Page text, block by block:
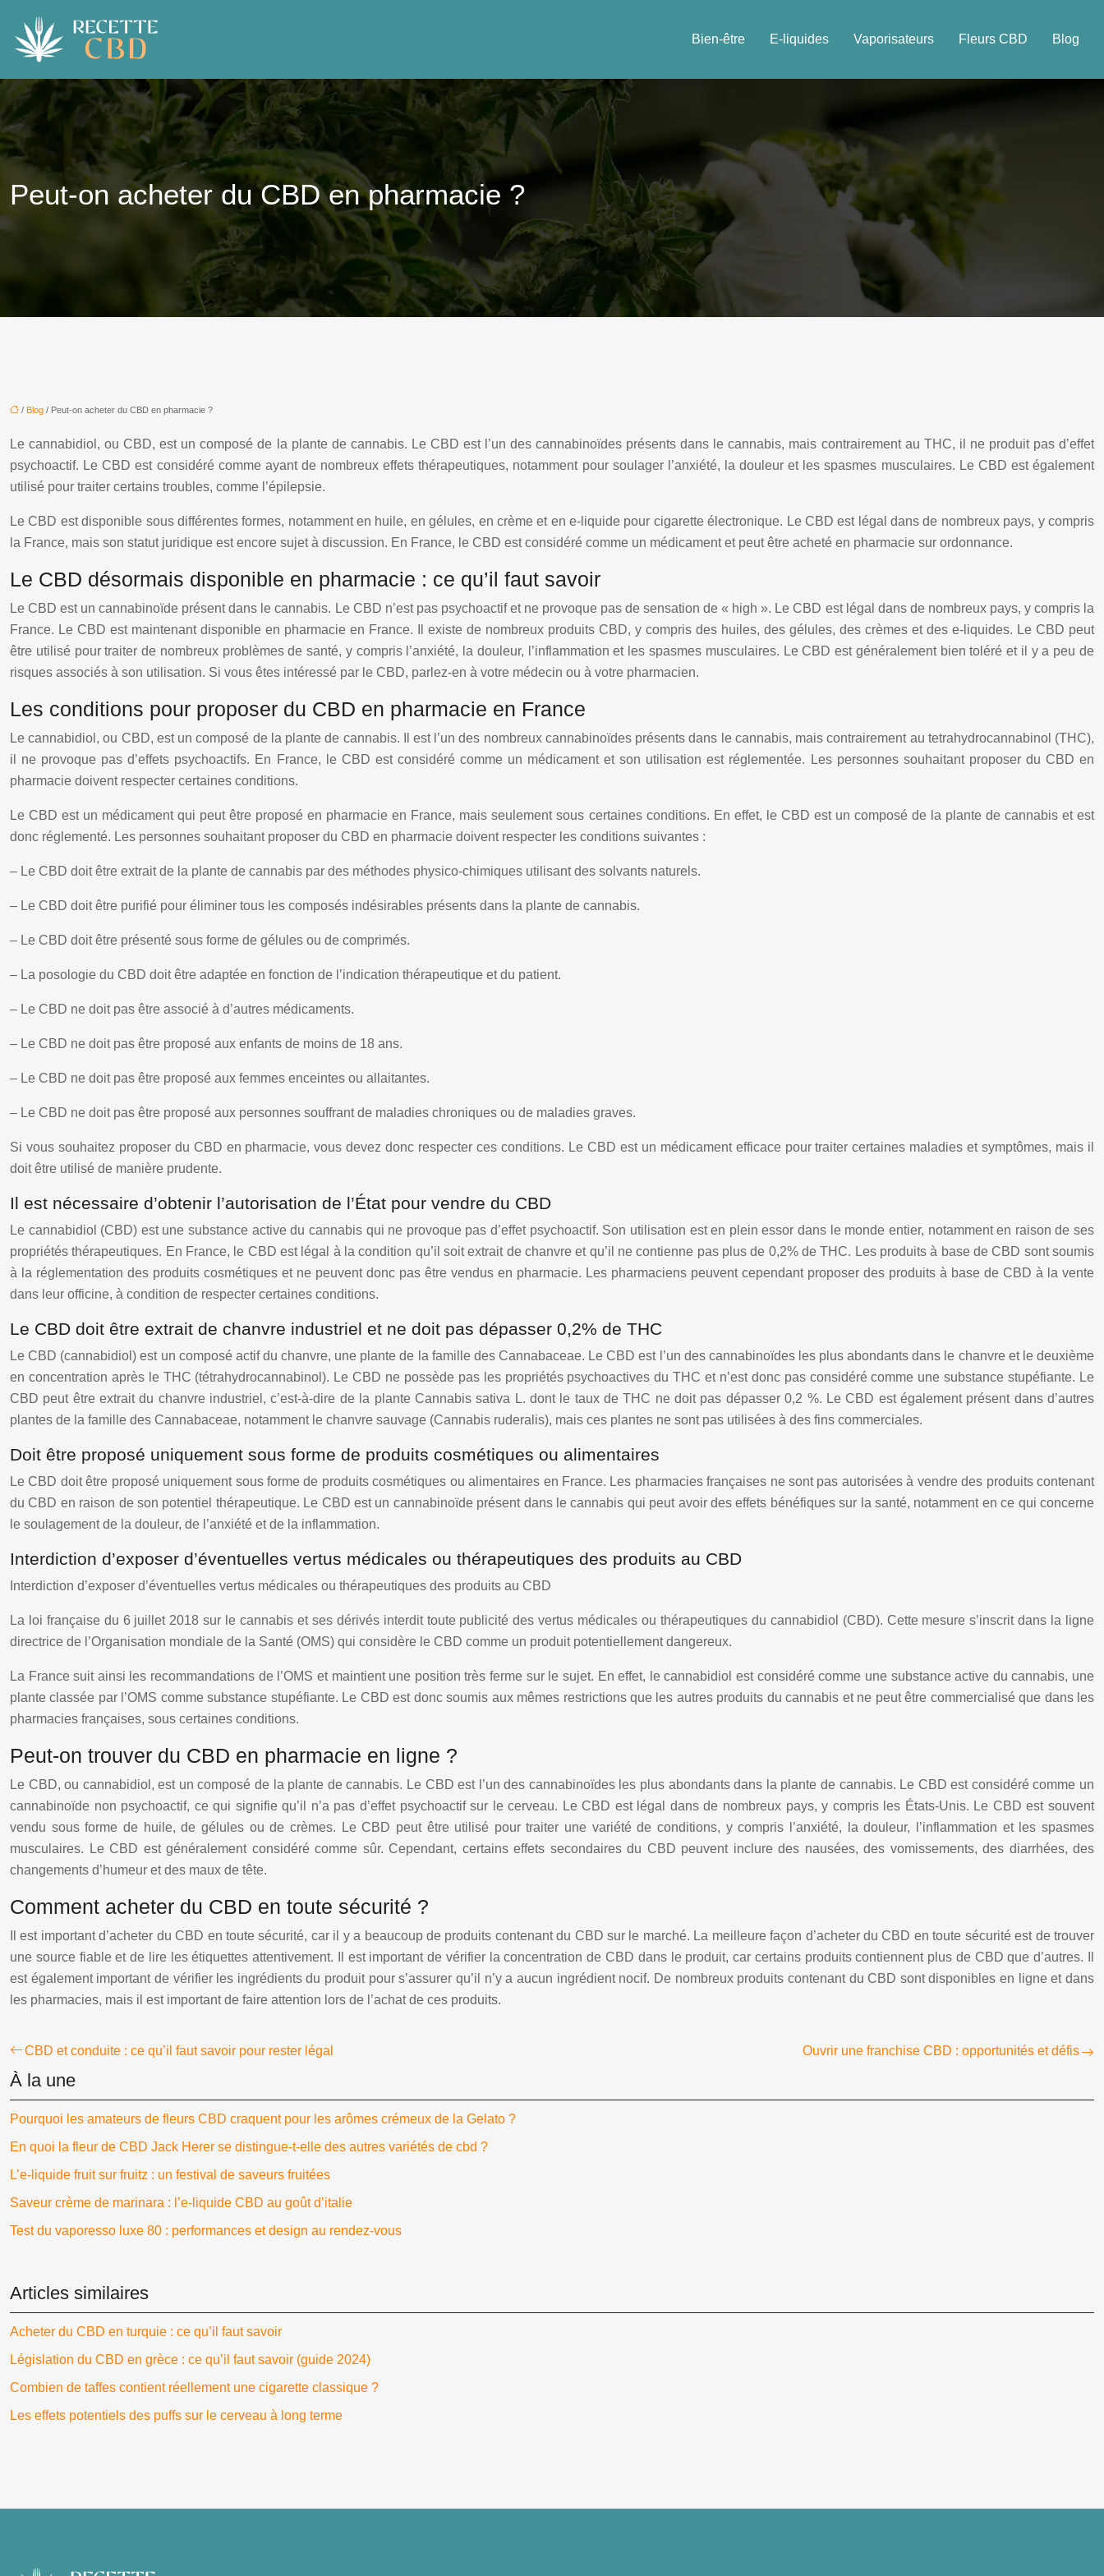
Bien-être E-liquides Vaporisateurs Fleurs CBD Blog
Peut-on acheter du CBD en pharmacie ?
/ Blog / Peut-on acheter du CBD en pharmacie ?
Le cannabidiol, ou CBD, est un composé de la plante de cannabis. Le CBD est l’un des cannabinoïdes présents dans le cannabis, mais contrairement au THC, il ne produit pas d’effet
psychoactif. Le CBD est considéré comme ayant de nombreux effets thérapeutiques, notamment pour soulager l’anxiété, la douleur et les spasmes musculaires. Le CBD est également
utilisé pour traiter certains troubles, comme l’épilepsie.
Le CBD est disponible sous différentes formes, notamment en huile, en gélules, en crème et en e-liquide pour cigarette électronique. Le CBD est légal dans de nombreux pays, y compris
la France, mais son statut juridique est encore sujet à discussion. En France, le CBD est considéré comme un médicament et peut être acheté en pharmacie sur ordonnance.
Le CBD désormais disponible en pharmacie : ce qu’il faut savoir
Le CBD est un cannabinoïde présent dans le cannabis. Le CBD n’est pas psychoactif et ne provoque pas de sensation de « high ». Le CBD est légal dans de nombreux pays, y compris la
France. Le CBD est maintenant disponible en pharmacie en France. Il existe de nombreux produits CBD, y compris des huiles, des gélules, des crèmes et des e-liquides. Le CBD peut
être utilisé pour traiter de nombreux problèmes de santé, y compris l’anxiété, la douleur, l’inflammation et les spasmes musculaires. Le CBD est généralement bien toléré et il y a peu de
risques associés à son utilisation. Si vous êtes intéressé par le CBD, parlez-en à votre médecin ou à votre pharmacien.
Les conditions pour proposer du CBD en pharmacie en France
Le cannabidiol, ou CBD, est un composé de la plante de cannabis. Il est l’un des nombreux cannabinoïdes présents dans le cannabis, mais contrairement au tetrahydrocannabinol (THC),
il ne provoque pas d’effets psychoactifs. En France, le CBD est considéré comme un médicament et son utilisation est réglementée. Les personnes souhaitant proposer du CBD en
pharmacie doivent respecter certaines conditions.
Le CBD est un médicament qui peut être proposé en pharmacie en France, mais seulement sous certaines conditions. En effet, le CBD est un composé de la plante de cannabis et est
donc réglementé. Les personnes souhaitant proposer du CBD en pharmacie doivent respecter les conditions suivantes :
– Le CBD doit être extrait de la plante de cannabis par des méthodes physico-chimiques utilisant des solvants naturels.
– Le CBD doit être purifié pour éliminer tous les composés indésirables présents dans la plante de cannabis.
– Le CBD doit être présenté sous forme de gélules ou de comprimés.
– La posologie du CBD doit être adaptée en fonction de l’indication thérapeutique et du patient.
– Le CBD ne doit pas être associé à d’autres médicaments.
– Le CBD ne doit pas être proposé aux enfants de moins de 18 ans.
– Le CBD ne doit pas être proposé aux femmes enceintes ou allaitantes.
– Le CBD ne doit pas être proposé aux personnes souffrant de maladies chroniques ou de maladies graves.
Si vous souhaitez proposer du CBD en pharmacie, vous devez donc respecter ces conditions. Le CBD est un médicament efficace pour traiter certaines maladies et symptômes, mais il
doit être utilisé de manière prudente.
Il est nécessaire d’obtenir l’autorisation de l’État pour vendre du CBD
Le cannabidiol (CBD) est une substance active du cannabis qui ne provoque pas d’effet psychoactif. Son utilisation est en plein essor dans le monde entier, notamment en raison de ses
propriétés thérapeutiques. En France, le CBD est légal à la condition qu’il soit extrait de chanvre et qu’il ne contienne pas plus de 0,2% de THC. Les produits à base de CBD sont soumis
à la réglementation des produits cosmétiques et ne peuvent donc pas être vendus en pharmacie. Les pharmaciens peuvent cependant proposer des produits à base de CBD à la vente
dans leur officine, à condition de respecter certaines conditions.
Le CBD doit être extrait de chanvre industriel et ne doit pas dépasser 0,2% de THC
Le CBD (cannabidiol) est un composé actif du chanvre, une plante de la famille des Cannabaceae. Le CBD est l’un des cannabinoïdes les plus abondants dans le chanvre et le deuxième
en concentration après le THC (tétrahydrocannabinol). Le CBD ne possède pas les propriétés psychoactives du THC et n’est donc pas considéré comme une substance stupéfiante. Le
CBD peut être extrait du chanvre industriel, c’est-à-dire de la plante Cannabis sativa L. dont le taux de THC ne doit pas dépasser 0,2 %. Le CBD est également présent dans d’autres
plantes de la famille des Cannabaceae, notamment le chanvre sauvage (Cannabis ruderalis), mais ces plantes ne sont pas utilisées à des fins commerciales.
Doit être proposé uniquement sous forme de produits cosmétiques ou alimentaires
Le CBD doit être proposé uniquement sous forme de produits cosmétiques ou alimentaires en France. Les pharmacies françaises ne sont pas autorisées à vendre des produits contenant
du CBD en raison de son potentiel thérapeutique. Le CBD est un cannabinoïde présent dans le cannabis qui peut avoir des effets bénéfiques sur la santé, notamment en ce qui concerne
le soulagement de la douleur, de l’anxiété et de la inflammation.
Interdiction d’exposer d’éventuelles vertus médicales ou thérapeutiques des produits au CBD
Interdiction d’exposer d’éventuelles vertus médicales ou thérapeutiques des produits au CBD
La loi française du 6 juillet 2018 sur le cannabis et ses dérivés interdit toute publicité des vertus médicales ou thérapeutiques du cannabidiol (CBD). Cette mesure s’inscrit dans la ligne
directrice de l’Organisation mondiale de la Santé (OMS) qui considère le CBD comme un produit potentiellement dangereux.
La France suit ainsi les recommandations de l’OMS et maintient une position très ferme sur le sujet. En effet, le cannabidiol est considéré comme une substance active du cannabis, une
plante classée par l’OMS comme substance stupéfiante. Le CBD est donc soumis aux mêmes restrictions que les autres produits du cannabis et ne peut être commercialisé que dans les
pharmacies françaises, sous certaines conditions.
Peut-on trouver du CBD en pharmacie en ligne ?
Le CBD, ou cannabidiol, est un composé de la plante de cannabis. Le CBD est l’un des cannabinoïdes les plus abondants dans la plante de cannabis. Le CBD est considéré comme un
cannabinoïde non psychoactif, ce qui signifie qu’il n’a pas d’effet psychoactif sur le cerveau. Le CBD est légal dans de nombreux pays, y compris les États-Unis. Le CBD est souvent
vendu sous forme de huile, de gélules ou de crèmes. Le CBD peut être utilisé pour traiter une variété de conditions, y compris l’anxiété, la douleur, l’inflammation et les spasmes
musculaires. Le CBD est généralement considéré comme sûr. Cependant, certains effets secondaires du CBD peuvent inclure des nausées, des vomissements, des diarrhées, des
changements d’humeur et des maux de tête.
Comment acheter du CBD en toute sécurité ?
Il est important d’acheter du CBD en toute sécurité, car il y a beaucoup de produits contenant du CBD sur le marché. La meilleure façon d’acheter du CBD en toute sécurité est de trouver
une source fiable et de lire les étiquettes attentivement. Il est important de vérifier la concentration de CBD dans le produit, car certains produits contiennent plus de CBD que d’autres. Il
est également important de vérifier les ingrédients du produit pour s’assurer qu’il n’y a aucun ingrédient nocif. De nombreux produits contenant du CBD sont disponibles en ligne et dans
les pharmacies, mais il est important de faire attention lors de l’achat de ces produits.
CBD et conduite : ce qu’il faut savoir pour rester légal Ouvrir une franchise CBD : opportunités et défis
À la une
Pourquoi les amateurs de fleurs CBD craquent pour les arômes crémeux de la Gelato ?
En quoi la fleur de CBD Jack Herer se distingue-t-elle des autres variétés de cbd ?
L’e-liquide fruit sur fruitz : un festival de saveurs fruitées
Saveur crème de marinara : l’e-liquide CBD au goût d’italie
Test du vaporesso luxe 80 : performances et design au rendez-vous
Articles similaires
Acheter du CBD en turquie : ce qu’il faut savoir
Législation du CBD en grèce : ce qu’il faut savoir (guide 2024)
Combien de taffes contient réellement une cigarette classique ?
Les effets potentiels des puffs sur le cerveau à long terme